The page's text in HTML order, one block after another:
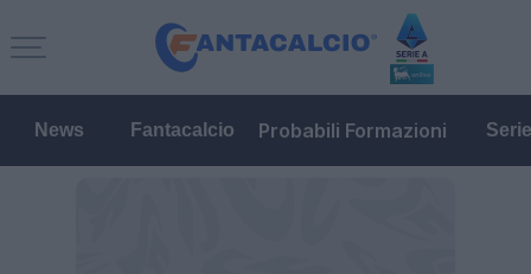
News Fantacalcio Probabili Formazioni